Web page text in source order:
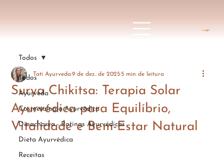
Login
Todos
Ayurveda
Cosmetologia Ayurvédica
Dinacharya - Rotinas Ayurvédicas
Dieta Ayurvédica
Receitas
Todos
Surya Chikitsa: Terapia Solar
Ayurvédica para Equilíbrio,
Vitalidade e Bem-Estar Natural
Tati Ayurveda9 de dez. de 2025 5 min de leitura